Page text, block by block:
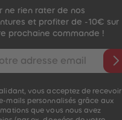
ne rien rater de nos
et profiter de -10€ sur
prochaine commande !
e-mail
vous acceptez de recevoir
mails personnalisés grâce aux
que vous nous avez